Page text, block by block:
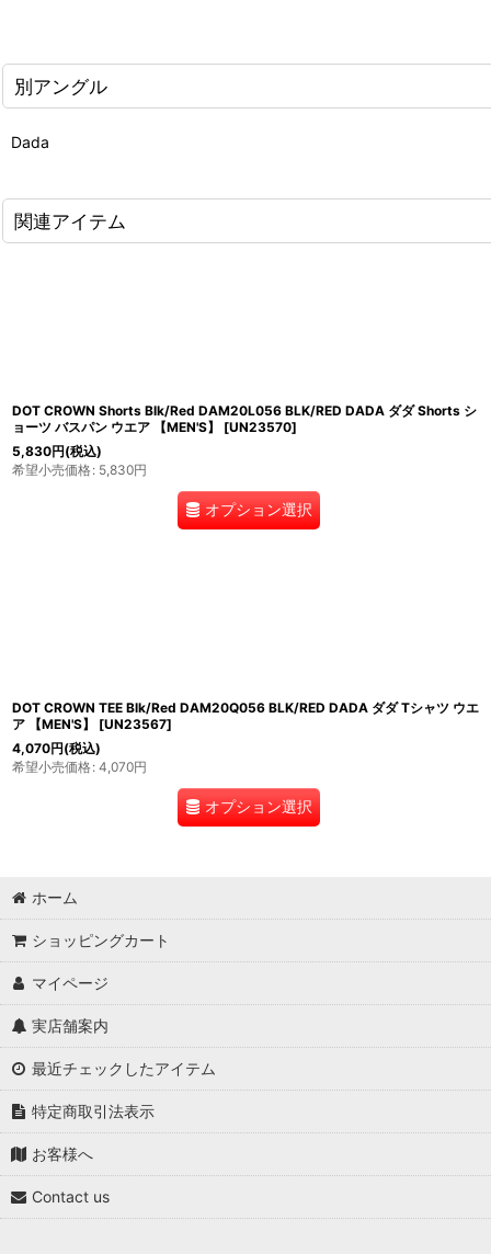
別アングル
Dada
関連アイテム
DOT CROWN Shorts Blk/Red DAM20L056 BLK/RED DADA ダダ Shorts シ
ョーツ バスパン ウエア 【MEN'S】
[UN23570]
5,830円(税込)
希望小売価格: 5,830円
オプション選択
DOT CROWN TEE Blk/Red DAM20Q056 BLK/RED DADA ダダ Tシャツ ウエ
ア 【MEN'S】
[UN23567]
4,070円(税込)
希望小売価格: 4,070円
オプション選択
ホーム
ショッピングカート
マイページ
実店舗案内
最近チェックしたアイテム
特定商取引法表示
お客様へ
Contact us